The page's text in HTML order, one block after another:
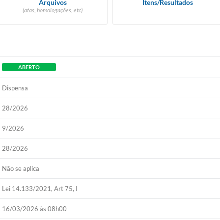
Arquivos
(atas, homologações, etc)
Itens/Resultados
ABERTO
Dispensa
28/2026
9/2026
28/2026
Não se aplica
Lei 14.133/2021, Art 75, I
16/03/2026 às 08h00